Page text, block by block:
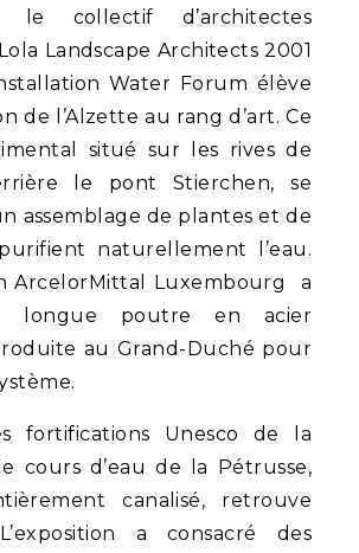
le collectif d’architectes
Landscape Architects 2001
Water Forum élève
de l’Alzette au rang d’art. Ce
situé sur les rives de
le pont Stierchen, se
assemblage de plantes et de
naturellement l’eau.
ArcelorMittal Luxembourg a
longue poutre en acier
au Grand-Duché pour
fortifications Unesco de la
cours d’eau de la Pétrusse,
canalisé, retrouve
a consacré des